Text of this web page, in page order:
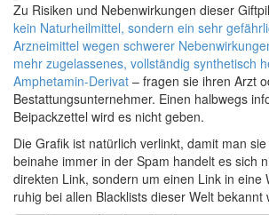
Zu Risiken und Nebenwirkungen dieser
kein Naturheilmittel, sondern ein sehr
Arzneimittel wegen schwerer
mehr zugelassenes, vollständig synthetisch
Amphetamin-Derivat – fragen sie ihren Arzt
Bestattungsunternehmer. Einen halbwegs
Beipackzettel wird es nicht geben.
Die Grafik ist natürlich verlinkt, damit man
beinahe immer in der Spam handelt es sich
direkten Link, sondern um einen Link in eine
ruhig bei allen Blacklists dieser Welt bekannt